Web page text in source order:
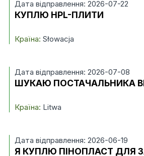
Дата відправлення: 2026-07-22
КУПЛЮ HPL-ПЛИТИ
Країна: Słowacja
Дата відправлення: 2026-07-08
ШУКАЮ ПОСТАЧАЛЬНИКА
Країна: Litwa
Дата відправлення: 2026-06-19
Я КУПЛЮ ПІНОПЛАСТ ДЛЯ